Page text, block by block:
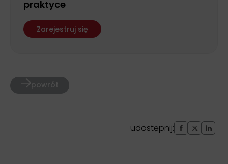
praktyce
Zarejestruj się
powrót
udostępnij: